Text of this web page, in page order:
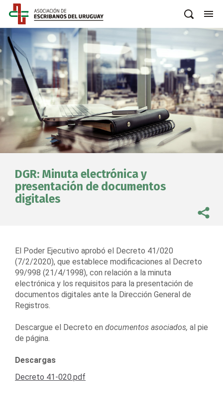
DGR: Minuta electrónica y
presentación de documentos
digitales
El Poder Ejecutivo aprobó el Decreto 41/020
(7/2/2020), que establece modificaciones al Decreto
99/998 (21/4/1998), con relación a la minuta
electrónica y los requisitos para la presentación de
documentos digitales ante la Dirección General de
Registros.
Descargue el Decreto en documentos asociados, al pie
de página.
Descargas
Decreto 41-020.pdf